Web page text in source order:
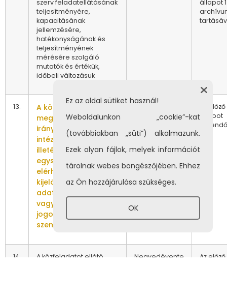
szerv feladatellátásának
teljesítményére,
kapacitásának
jellemzésére,
hatékonyságának és
teljesítményének
mérésére szolgáló
mutatók és értékük,
időbeli változásuk
állapot
13.
A közérdekű adatok
megismerésére
irányuló igények
intézésének rendje, az
illetékes szervezeti
egység neve,
elérhetősége, s ahol
kijelölésre kerül, az
adatvédelmi felelős,
vagy az információs
jogokkal foglalkozó
személy neve
Az előző
állapot
törlendő
14.
A közfeladatot ellátó
Negyedévente
Az előző
Ez az oldal sütiket használ!
Weboldalunkon „cookie”-kat
(továbbiakban „süti”) alkalmazunk.
Ezek olyan fájlok, melyek információt
tárolnak webes böngészőjében. Ehhez
az Ön hozzájárulása szükséges.
OK